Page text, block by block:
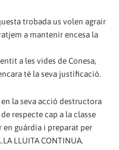
trobada us volen agrair
a mantenir encesa la
a les vides de Conesa,
té la seva justificació.
la seva acció destructora
respecte cap a la classe
en guàrdia i preparat per
LLUITA CONTINUA.